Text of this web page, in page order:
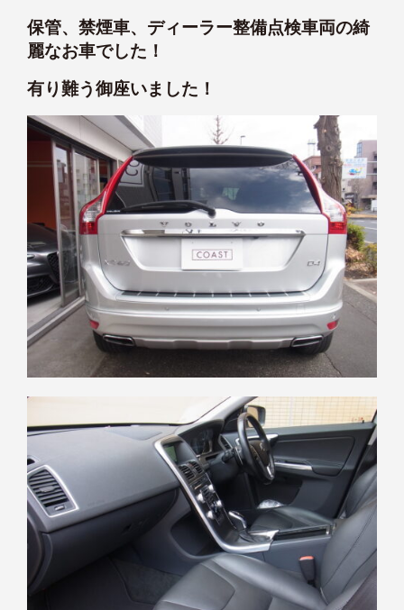
保管、禁煙車、ディーラー整備点検車両の綺
麗なお車でした！
有り難う御座いました！